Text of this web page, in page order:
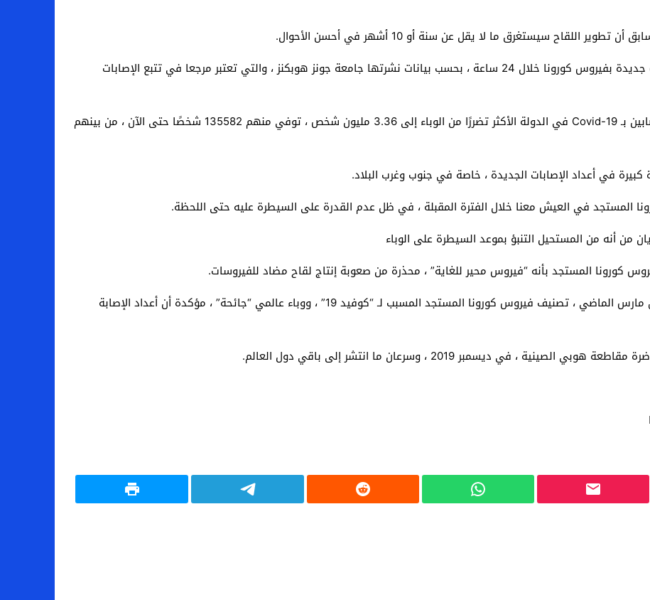
سيستغرق ما لا يقل عن سنة أو 10 أشهر في أحسن الأحوال.
وأعلنت الولايات المتحدة تسجيل 59222 حالة إصابة جديدة بفيروس كورونا خلال 24 ساعة ، بحسب بيانات نشرتها جامعة جونز هوبكنز ، والتي تعتبر مرجعا في تتبع الإصابات
وفقًا لجامعة جونز هوبكنز ، ارتفع إجمالي عدد المصابين بـ Covid-19 في الدولة الأكثر تضررًا من الوباء إلى 3.36 مليون شخص ، توفي منهم 135582 شخصًا حتى الآن ، من بينهم
كبيرة في أعداد الإصابات الجديدة ، خاصة في جنوب وغرب البلاد.
المستجد في العيش معنا خلال الفترة المقبلة ، في ظل عدم القدرة على السيطرة عليه حتى اللحظة.
من أنه من المستحيل التنبؤ بموعد السيطرة على الوباء
المستجد بأنه “فيروس محير للغاية” ، محذرة من صعوبة إنتاج لقاح مضاد للفيروسات.
أعلنت منظمة الصحة العالمية ، في الحادي عشر من مارس الماضي ، تصنيف فيروس كورونا المستجد المسبب لـ “كوفيد 19” ، ووباء عالمي “جائحة” ، مؤكدة أن أعداد الإصابة
في ديسمبر 2019 ، وسرعان ما انتشر إلى باقي دول العالم.